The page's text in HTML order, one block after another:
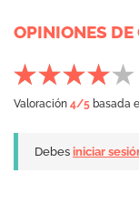
OPINIONES
Valoración 4/5 basada
Debes iniciar